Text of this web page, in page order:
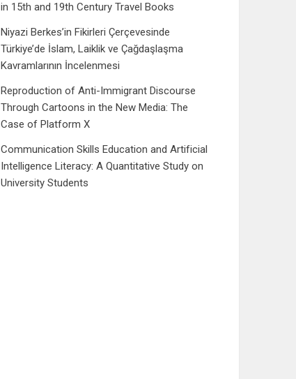
in 15th and 19th Century Travel Books
Niyazi Berkes’in Fikirleri Çerçevesinde
Türkiye’de İslam, Laiklik ve Çağdaşlaşma
Kavramlarının İncelenmesi
Reproduction of Anti-Immigrant Discourse
Through Cartoons in the New Media: The
Case of Platform X
Communication Skills Education and Artificial
Intelligence Literacy: A Quantitative Study on
University Students